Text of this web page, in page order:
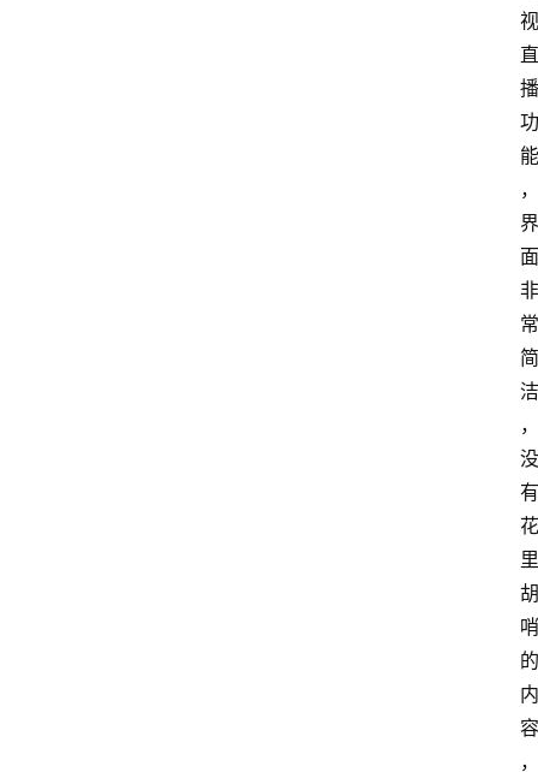
视
直
播
功
能
，
界
面
非
常
简
洁
，
没
有
花
里
胡
哨
的
内
容
，